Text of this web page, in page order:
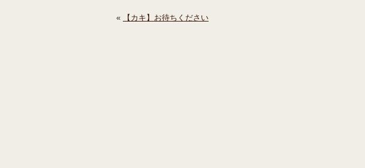
« 【カキ】お待ちください